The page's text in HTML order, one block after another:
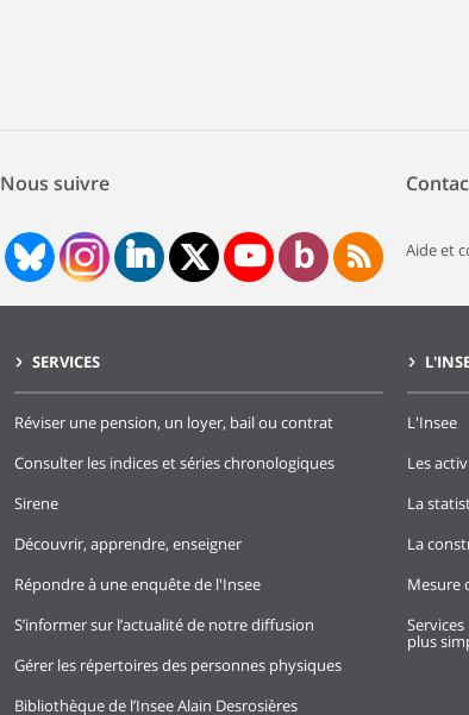
Nous suivre
Aide et
SERVICES
Réviser une pension, un loyer, bail ou contrat
Consulter les indices et séries chronologiques
Sirene
Découvrir, apprendre, enseigner
Répondre à une enquête de l'Insee
S’informer sur l’actualité de notre diffusion
Gérer les répertoires des personnes physiques
Bibliothèque de l’Insee Alain Desrosières
L'Insee
Les
La
La
Mesure
plus